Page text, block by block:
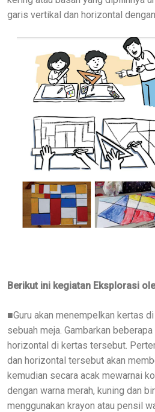
garis vertikal dan horizontal
Berikut ini kegiatan Eksplorasi
■Guru akan menempelkan kertas
sebuah meja. Gambarkan
horizontal di kertas tersebut.
dan horizontal tersebut akan
kemudian secara acak mewarnai
dengan warna merah, kuning dan
menggunakan krayon atau pensil